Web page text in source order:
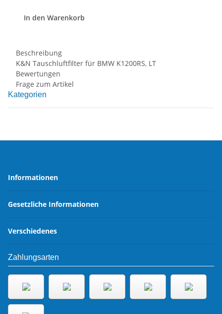
In den Warenkorb
Beschreibung
K&N Tauschluftfilter für BMW K1200RS, LT
Bewertungen
Frage zum Artikel
Kategorien
Informationen
Gesetzliche Informationen
Verschiedenes
Zahlungsarten